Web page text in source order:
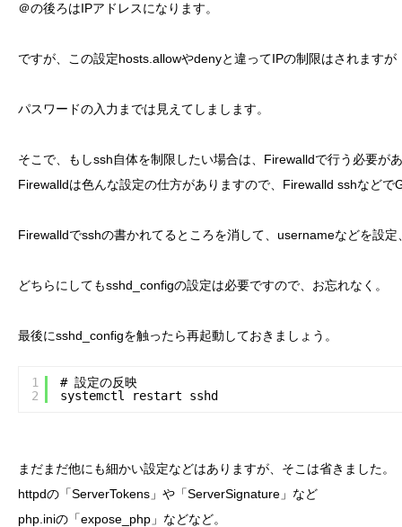
＠の後ろはIPアドレスになります。
ですが、この設定hosts.allowやdenyと違ってIPの制限はされますが
パスワードの入力までは見えてしまします。
そこで、もしssh自体を制限したい場合は、Firewalldで行う必要が
Firewalldは色んな設定の仕方がありますので、Firewalld sshなど
Firewalldでsshの書かれてるところを消して、usernameなどを設
どちらにしてもsshd_configの設定は必要ですので、お忘れなく。
最後にsshd_configを触ったら再起動しておきましょう。
1
2
# 設定の反映
systemctl restart sshd
まだまだ他にも細かい設定などはありますが、そこは省きました。
httpdの「ServerTokens」や「ServerSignature」など
php.iniの「expose_php」などなど。